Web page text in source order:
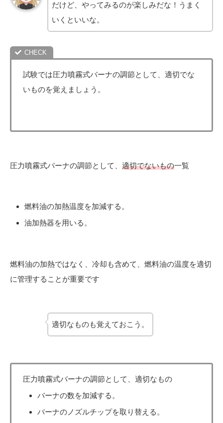
だけど、やってみるのが楽しみだな！うまく
いくといいな。
試験では圧力噴霧式バーナの調節として、適切でな
いものを覚えましょう。
圧力噴霧式バーナの調節として、 適切でないもの一覧
燃料油の加熱温度を加減する。
油加熱器を用いる。
燃料油の加熱ではなく、冷却も含めて、燃料油の温度を適切
に管理することが重要です
適切なものも覚えておこう。
圧力噴霧式バーナの調節として、適切なもの
バーナの数を加減する。
バーナのノズルチップを取り替える。